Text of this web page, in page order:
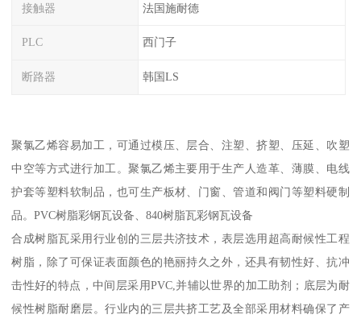
接触器 法国施耐德
PLC 西门子
断路器 韩国LS
聚氯乙烯容易加工，可通过模压、层合、注塑、挤塑、压延、吹塑
中空等方式进行加工。聚氯乙烯主要用于生产人造革、薄膜、电线
护套等塑料软制品，也可生产板材、门窗、管道和阀门等塑料硬制
品。PVC树脂彩钢瓦设备、840树脂瓦彩钢瓦设备
合成树脂瓦采用行业创的三层共济技术，表层选用超高耐候性工程
树脂，除了可保证表面颜色的艳丽持久之外，还具有韧性好、抗冲
击性好的特点，中间层采用PVC,并辅以世界的加工助剂；底层为耐
候性树脂耐磨层。行业内的三层共挤工艺及全部采用材料确保了产